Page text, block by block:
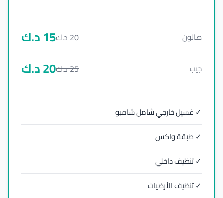
صالون 20د.ك15د.ك
جيب 25د.ك20د.ك
✓ غسيل خارجي شامل شامبو
✓ طبقة واكس
✓ تنظيف داخلي
✓ تنظيف الأرضيات